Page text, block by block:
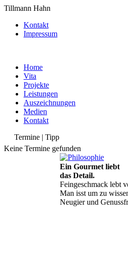
Tillmann Hahn
Kontakt
Impressum
Home
Vita
Projekte
Leistungen
Auszeichnungen
Medien
Kontakt
Termine | Tipp
Keine Termine gefunden
Ein Gourmet liebt
das Detail.
Feingeschmack lebt
Man isst um zu
Neugier und